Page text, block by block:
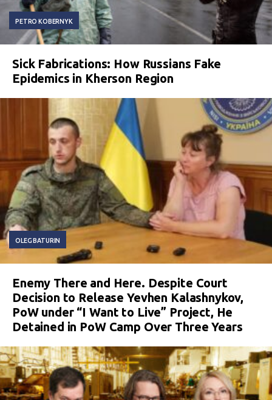
PETRO KOBERNYK
Sick Fabrications: How Russians Fake
Epidemics in Kherson Region
OLEG BATURIN
Enemy There and Here. Despite Court
Decision to Release Yevhen Kalashnykov,
PoW under “I Want to Live” Project, He
Detained in PoW Camp Over Three Years